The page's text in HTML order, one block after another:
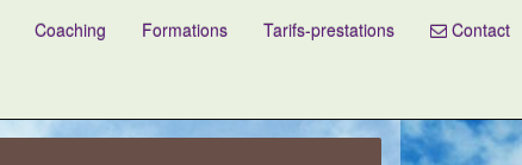
Coaching Formations Tarifs-prestations Contact